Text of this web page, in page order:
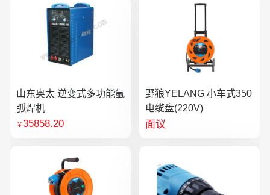
山东奥太 逆变式多功能氩
弧焊机
￥35858.20
野狼YELANG 小车式350
电缆盘(220V)
面议